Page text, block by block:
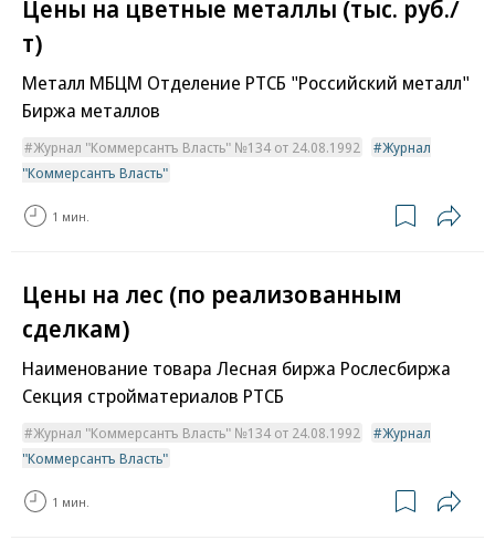
Цены на цветные металлы (тыс. руб./
т)
Металл МБЦМ Отделение РТСБ "Российский металл"
Биржа металлов
Журнал "Коммерсантъ Власть" №134 от 24.08.1992
Журнал
"Коммерсантъ Власть"
1 мин.
Цены на лес (по реализованным
сделкам)
Наименование товара Лесная биржа Рослесбиржа
Секция стройматериалов РТСБ
Журнал "Коммерсантъ Власть" №134 от 24.08.1992
Журнал
"Коммерсантъ Власть"
1 мин.